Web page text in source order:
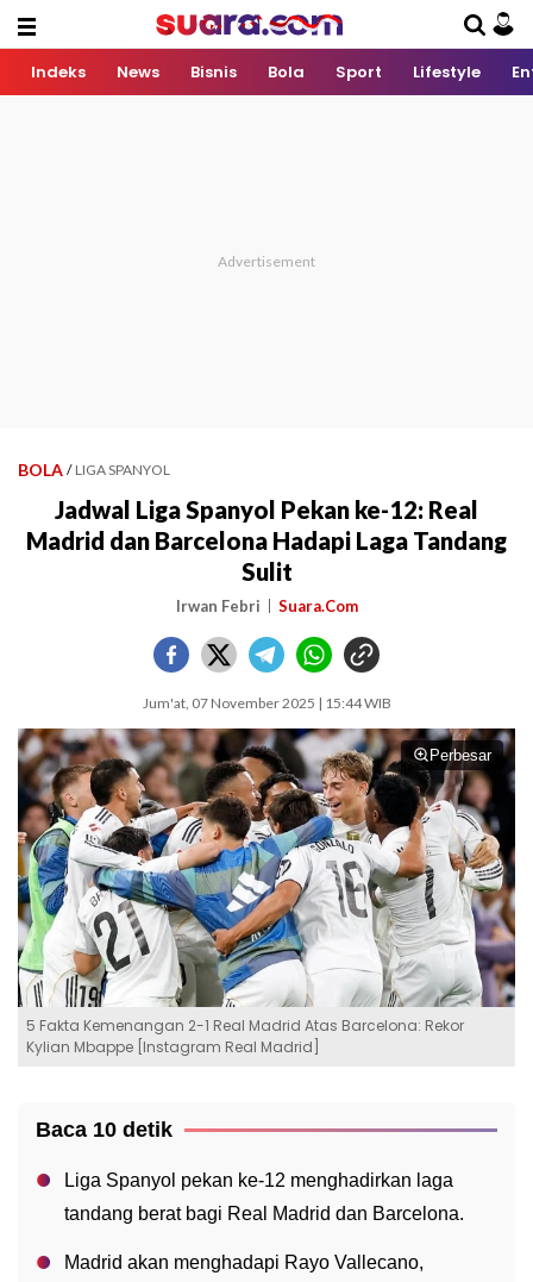
Indeks News Bisnis Bola Sport Lifestyle
BOLA / LIGA SPANYOL
Jadwal Liga Spanyol Pekan ke-12: Real
Madrid dan Barcelona Hadapi Laga Tandang
Sulit
Irwan Febri Suara.Com
Jum'at, 07 November 2025 | 15:44 WIB
Perbesar
5 Fakta Kemenangan 2-1 Real Madrid Atas Barcelona: Rekor
Kylian Mbappe [Instagram Real Madrid]
Baca 10 detik
Liga Spanyol pekan ke-12 menghadirkan laga
tandang berat bagi Real Madrid dan Barcelona.
Madrid akan menghadapi Rayo Vallecano,